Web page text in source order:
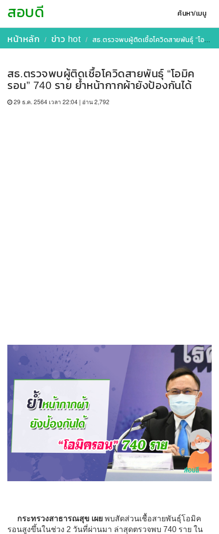
ค้นหา/เมนู
สอบดี
หน้าหลัก ข่าว hot สธ.ตรวจพบผู้ติดเชื้อโควิดสายพันธุ์ “โอมิครอน” 740 ราย ย้ำหน้ากากผ้ายังป้องกันได้
สธ.ตรวจพบผู้ติดเชื้อโควิดสายพันธุ์ “โอมิค
รอน” 740 ราย ย้ำหน้ากากผ้ายังป้องกันได้
29 ธ.ค. 2564 เวลา 22:04 | อ่าน 2,792
กระทรวงสาธารณสุข เผย พบสัดส่วนเชื้อสายพันธุ์โอมิค
รอนสูงขึ้นในช่วง 2 วันที่ผ่านมา ล่าสุดตรวจพบ 740 ราย ใน